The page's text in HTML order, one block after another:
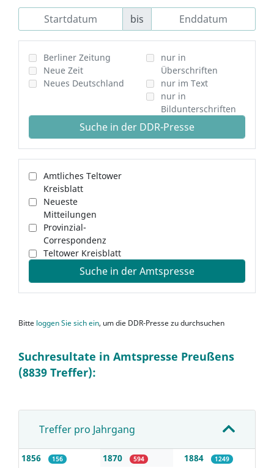
bis
Berliner Zeitung
Neue Zeit
Neues Deutschland
nur in
Überschriften
nur im Text
nur in
Bildunterschriften
Suche in der DDR-Presse
Amtliches Teltower
Kreisblatt
Neueste
Mitteilungen
Provinzial-
Correspondenz
Teltower Kreisblatt
Suche in der Amtspresse
Bitte loggen Sie sich ein, um die DDR-Presse zu durchsuchen
Suchresultate in Amtspresse Preußens
(8839 Treffer):
Treffer pro Jahrgang
1856 156 1870 594 1884 1249